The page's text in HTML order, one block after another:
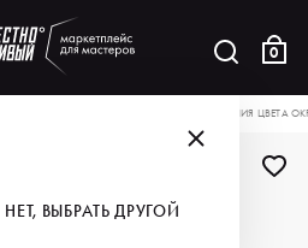
0
НЕТ, ВЫБРАТЬ ДРУГОЙ
EMMEDICIOTTO НАБОР ДЛЯ ПОДДЕРЖАНИЯ ЦВЕТА